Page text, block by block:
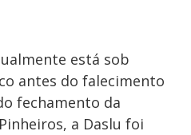
está sob
antes do falecimento
fechamento da
a Daslu foi